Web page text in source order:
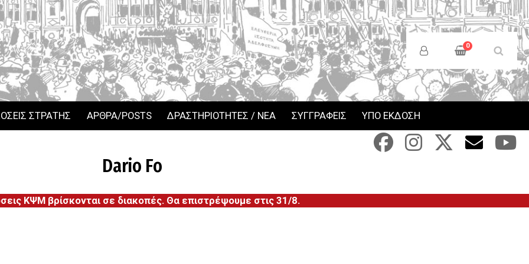
Users
Menu
0
ΣΤΡΑΤΗΣ ΑΡΘΡΑ/POSTS ΔΡΑΣΤΗΡΙΟΤΗΤΕΣ / ΝΕΑ ΣΥΓΓΡΑΦΕΙΣ ΥΠΟ ΕΚΔΟΣΗ
Dario Fo
ΚΨΜ βρίσκονται σε διακοπές. Θα επιστρέψουμε στις 31/8.